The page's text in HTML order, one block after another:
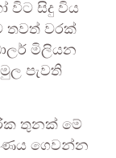
විට සිදු විය
තවත් වරක්
මිලියන
පැවති
තුනක් මේ
ණය ගෙවන්න